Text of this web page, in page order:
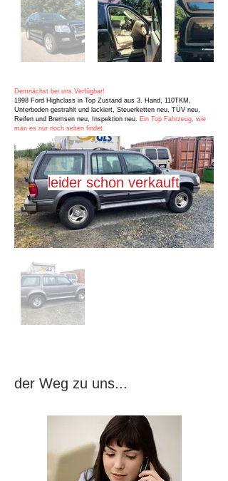
Demnächst bei uns Verfügbar!
1998 Ford Highclass in Top Zustand aus 3. Hand, 110TKM,
Unterboden gestrahlt und lackiert, Steuerketten neu, TÜV neu,
Reifen und Bremsen neu, Inspektion neu. Ein Top Fahrzeug, wie
man es nur noch selten findet.
leider schon verkauft
der Weg zu uns...